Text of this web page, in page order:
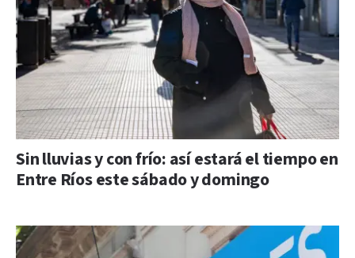
Sin lluvias y con frío: así estará el tiempo en
Entre Ríos este sábado y domingo